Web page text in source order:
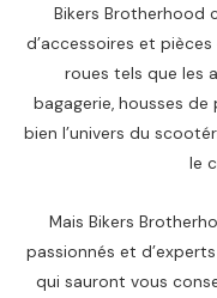
Bikers Brotherhood
d’accessoires et
roues tels que les
bagagerie, housses
bien l’univers du
le
Mais Bikers
passionnés et
qui sauront vous